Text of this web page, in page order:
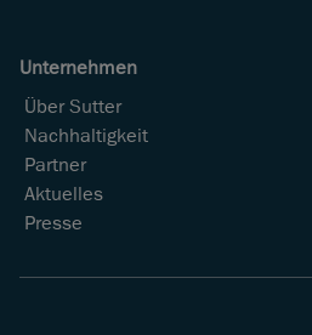
Unternehmen
Über Sutter
Nachhaltigkeit
Partner
Aktuelles
Presse